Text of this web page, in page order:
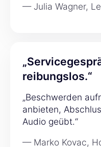
— Julia Wagner,
reibungslos.“
„Beschwerden
anbieten,
Audio geübt.“
— Marko Kovac,